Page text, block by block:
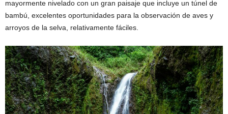
mayormente nivelado con un gran paisaje que incluye un túnel de
bambú, excelentes oportunidades para la observación de aves y
arroyos de la selva, relativamente fáciles.